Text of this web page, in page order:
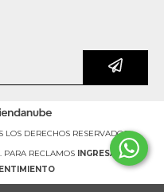
LOS DERECHOS RESERVADOS.
PARA RECLAMOS
INGRESÁ ACÁ.